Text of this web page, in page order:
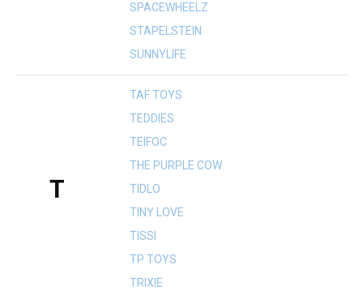
SPACEWHEELZ
STAPELSTEIN
SUNNYLIFE
T
TAF TOYS
TEDDIES
TEIFOC
THE PURPLE COW
TIDLO
TINY LOVE
TISSI
TP TOYS
TRIXIE